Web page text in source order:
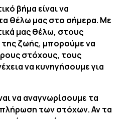
βήμα είναι να
θέλω μας στο σήμερα. Με
μας θέλω, στους
της ζωής, μπορούμε να
στόχους, τους
να κυνηγήσουμε για
να αναγνωρίσουμε τα
των στόχων. Αν τα